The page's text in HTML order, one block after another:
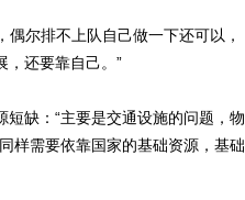
尔排不上队自己做一下还可以，
，还要靠自己。”
缺：“主要是交通设施的问题，物
样需要依靠国家的基础资源，基础